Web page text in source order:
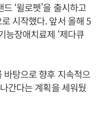
‘윌로펫’을 출시하고
시작했다. 앞서 올해 5
능장애치료제 ‘제다큐
탕으로 향후 지속적으
간다는 계획을 세워뒀